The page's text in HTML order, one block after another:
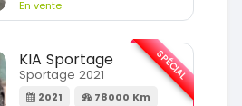
En vente
KIA Sportage
Sportage 2021
2021 78000 Km
SPÉCIAL